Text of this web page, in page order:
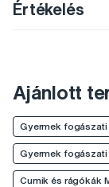
Értékelés
Ajánlott
Gyermek fogászati
Gyermek fogászati
Cumik és rágókák